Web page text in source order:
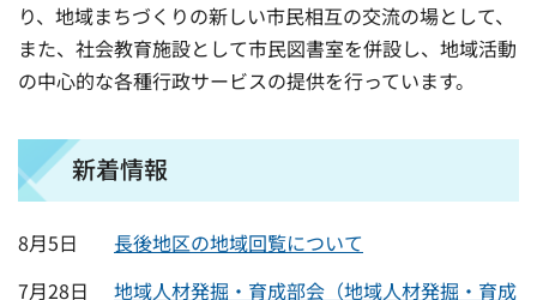
り、地域まちづくりの新しい市民相互の交流の場として、
また、社会教育施設として市民図書室を併設し、地域活動
の中心的な各種行政サービスの提供を行っています。
新着情報
8月5日
長後地区の地域回覧について
7月28日
地域人材発掘・育成部会（地域人材発掘・育成